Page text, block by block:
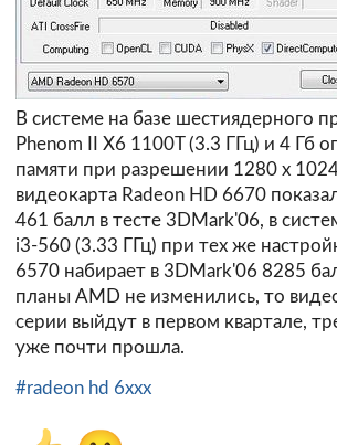
В системе на базе шестиядерного
Phenom II X6 1100T (3.3 ГГц) и 4 Гб
памяти при разрешении 1280 х
видеокарта Radeon HD 6670
461 балл в тесте 3DMark'06, в
i3-560 (3.33 ГГц) при тех же
6570 набирает в 3DMark'06 8285
планы AMD не изменились, то
серии выйдут в первом квартале,
уже почти прошла.
#radeon hd 6xxx